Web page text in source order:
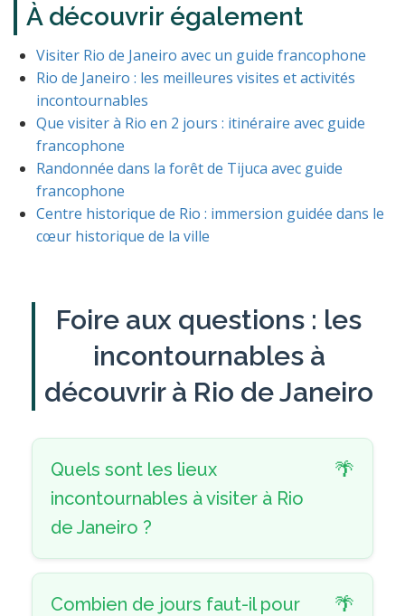
À découvrir également
Visiter Rio de Janeiro avec un guide francophone
Rio de Janeiro : les meilleures visites et activités
incontournables
Que visiter à Rio en 2 jours : itinéraire avec guide
francophone
Randonnée dans la forêt de Tijuca avec guide
francophone
Centre historique de Rio : immersion guidée dans le
cœur historique de la ville
Foire aux questions : les
incontournables à
découvrir à Rio de Janeiro
Quels sont les lieux
incontournables à visiter à Rio
de Janeiro ?
Combien de jours faut-il pour